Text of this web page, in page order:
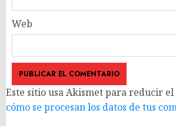
Web
Este sitio usa Akismet para reducir el
cómo se procesan los datos de tus